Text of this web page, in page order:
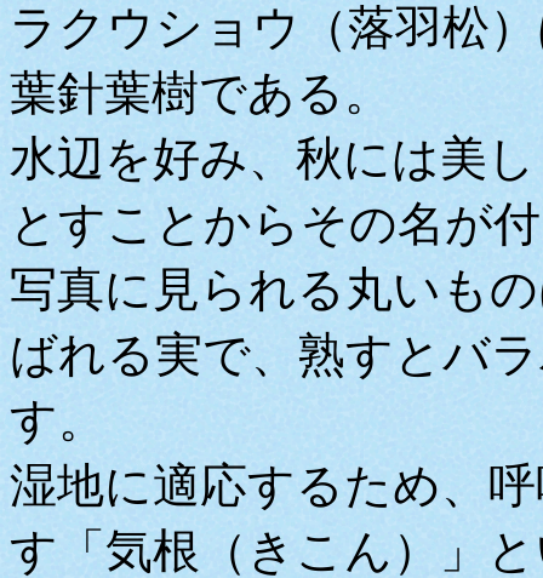
ラクウショウ（落羽松
葉針葉樹である。
水辺を好み、秋には美
とすことからその名が
写真に見られる丸いも
ばれる実で、熟すとバ
す。
湿地に適応するため、
す「気根（きこん）」